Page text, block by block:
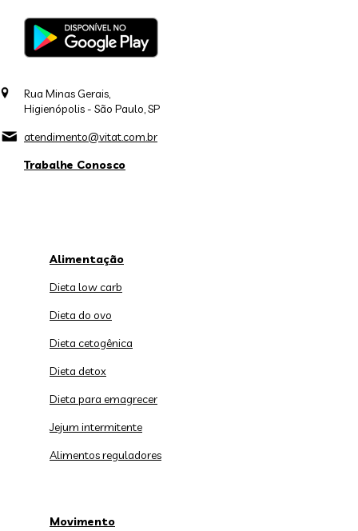
Rua Minas Gerais,
Higienópolis - São Paulo, SP
atendimento@vitat.com.br
Trabalhe Conosco
Alimentação
Dieta low carb
Dieta do ovo
Dieta cetogênica
Dieta detox
Dieta para emagrecer
Jejum intermitente
Alimentos reguladores
Movimento